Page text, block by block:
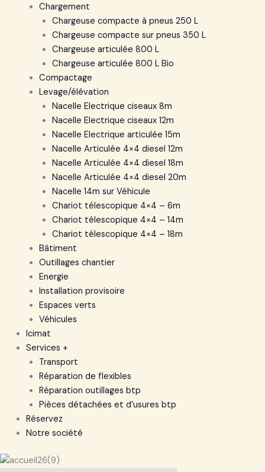
Chargement
Chargeuse compacte à pneus 250 L
Chargeuse compacte sur pneus 350 L
Chargeuse articulée 800 L
Chargeuse articulée 800 L Bio
Compactage
Levage/élévation
Nacelle Electrique ciseaux 8m
Nacelle Electrique ciseaux 12m
Nacelle Electrique articulée 15m
Nacelle Articulée 4×4 diesel 12m
Nacelle Articulée 4×4 diesel 18m
Nacelle Articulée 4×4 diesel 20m
Nacelle 14m sur Véhicule
Chariot télescopique 4×4 – 6m
Chariot télescopique 4×4 – 14m
Chariot télescopique 4×4 – 18m
Bâtiment
Outillages chantier
Energie
Installation provisoire
Espaces verts
Véhicules
Icimat
Services +
Transport
Réparation de flexibles
Réparation outillages btp
Pièces détachées et d’usures btp
Réservez
Notre société